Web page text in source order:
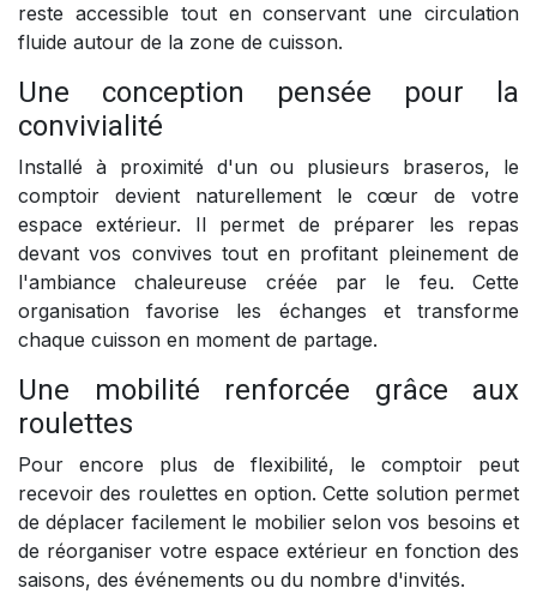
reste accessible tout en conservant une circulation
fluide autour de la zone de cuisson.
Une conception pensée pour la
convivialité
Installé à proximité d'un ou plusieurs braseros, le
comptoir devient naturellement le cœur de votre
espace extérieur. Il permet de préparer les repas
devant vos convives tout en profitant pleinement de
l'ambiance chaleureuse créée par le feu. Cette
organisation favorise les échanges et transforme
chaque cuisson en moment de partage.
Une mobilité renforcée grâce aux
roulettes
Pour encore plus de flexibilité, le comptoir peut
recevoir des roulettes en option. Cette solution permet
de déplacer facilement le mobilier selon vos besoins et
de réorganiser votre espace extérieur en fonction des
saisons, des événements ou du nombre d'invités.